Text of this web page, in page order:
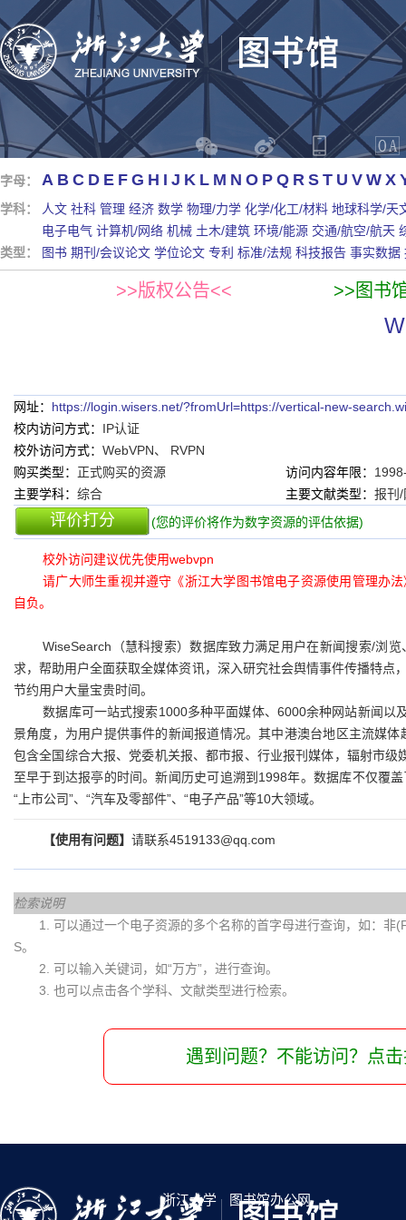
字母： A B C D E F G H I J K L M N O P Q R S T U V W X
学科： 人文 社科 管理 经济 数学 物理/力学 化学/化工/材料 地球科学/天
电子电气 计算机/网络 机械 土木/建筑 环境/能源 交通/航空/航天
类型：
图书 期刊/会议论文 学位论文 专利 标准/法规 科技报告 事实数据
>>版权公告<< >>图书
网址： https://login.wisers.net/?fromUrl=https://vertical-new-
校内访问方式： IP认证
校外访问方式： WebVPN、 RVPN
购买类型： 正式购买的资源 访问内容年限：
主要学科： 综合 主要文献类型： 报刊/
评价打分 (您的评价将作为数字资源的评估依据)
校外访问建议优先使用webvpn
请广大师生重视并遵守《浙江大学图书馆电子资源使用管理办法
自负。
WiseSearch（慧科搜索）数据库致力满足用户在新闻搜索/浏
求，帮助用户全面获取全媒体资讯，深入研究社会舆情事件传播特
节约用户大量宝贵时间。
数据库可一站式搜索1000多种平面媒体、6000余种网站新闻
景角度，为用户提供事件的新闻报道情况。其中港澳台地区主流媒
包含全国综合大报、党委机关报、都市报、行业报刊媒体，辐射市
至早于到达报亭的时间。新闻历史可追溯到1998年。数据库不仅覆
“上市公司”、“汽车及零部件”、“电子产品”等10大领域。
【使用有问题】请联系4519133@qq.com
检索说明
1. 可以通过一个电子资源的多个名称的首字母进行查询，如：
S。
2. 可以输入关键词，如“万方”，进行查询。
3. 也可以点击各个学科、文献类型进行检索。
遇到问题？不能访问？点
浙江大学 图书馆办公网